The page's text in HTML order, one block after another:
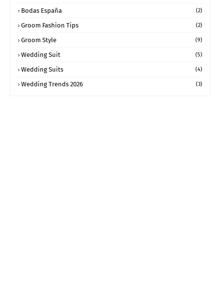
Bodas España (2)
Groom Fashion Tips (2)
Groom Style (9)
Wedding Suit (5)
Wedding Suits (4)
Wedding Trends 2026 (3)